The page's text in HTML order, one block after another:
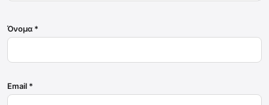
Όνομα *
Email *